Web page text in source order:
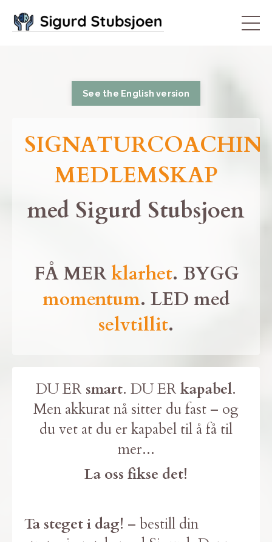
See the English version
MEDLEMSKAP
med Sigurd Stubsjoen
FÅ MERklarhet. BYGG
momentum. LED med
selvtillit.
DU ER smart. DU ER kapabel.
Men akkurat nå sitter du fast – og
du vet at du er kapabel til å få til
mer...
La oss fikse det!
Ta steget i dag! – bestill din